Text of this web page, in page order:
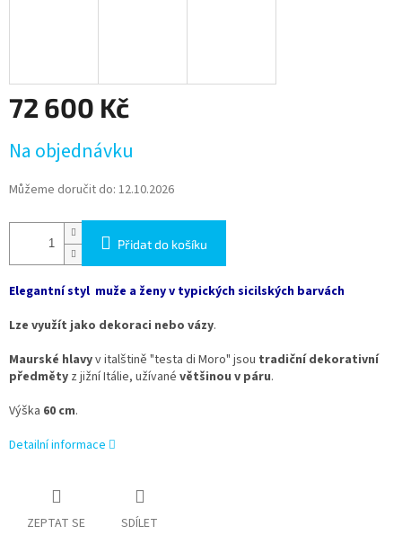
72 600 Kč
cena:
Na objednávku
Můžeme doručit do: 12.10.2026
Přidat do košíku
Elegantní styl muže a ženy v typických sicilských barvách
Lze využít jako dekoraci nebo vázy.
Maurské hlavyv italštině "testa di Moro" jsou tradiční dekorativní
předměty z jižní Itálie, užívané většinou v páru.
Výška 60 cm.
Detailní informace
ZEPTAT SE SDÍLET